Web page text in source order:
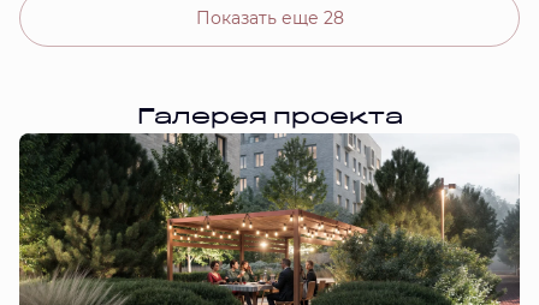
Показать еще 28
Галерея проекта